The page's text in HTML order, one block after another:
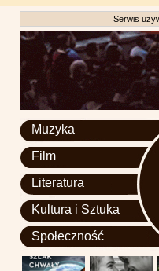
Serwis
Muzyka
Film
Literatura
Kultura i Sztuka
Społeczność